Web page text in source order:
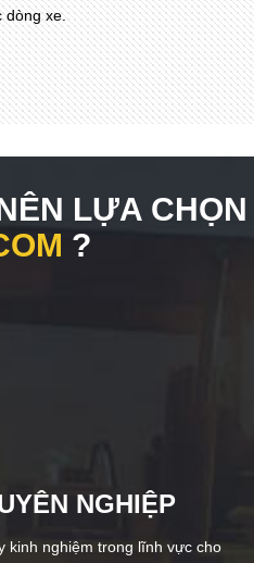
dòng xe.
LỰA CHỌN
?
NGHIỆP
kinh nghiệm trong lĩnh vực cho